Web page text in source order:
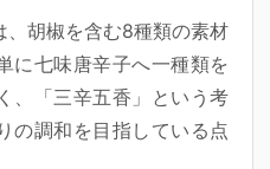
胡椒を含む8種類の素材
に七味唐辛子へ一種類を
「三辛五香」という考
の調和を目指している 点